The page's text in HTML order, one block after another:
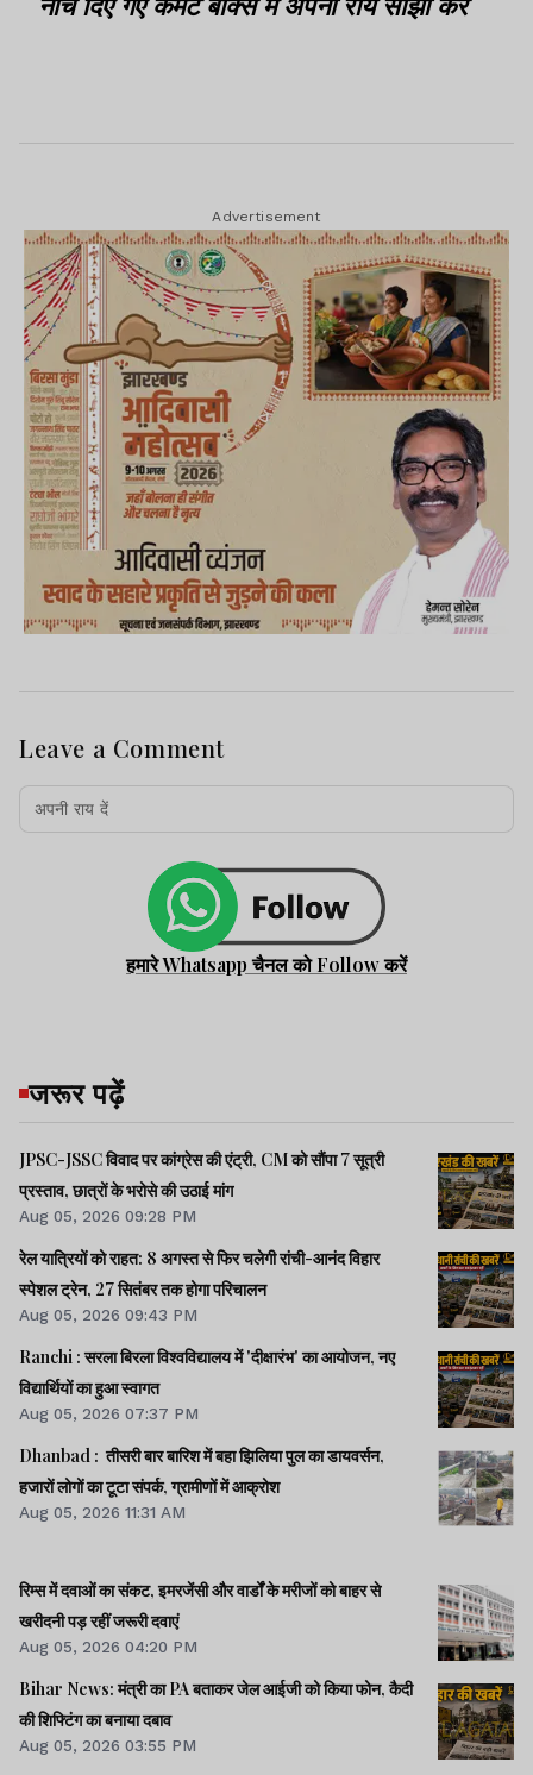
नीचे दिए गए कमेंट बॉक्स में अपनी राय साझा करें
Advertisement
Leave a Comment
हमारे Whatsapp चैनल को Follow करें
जरूर पढ़ें
JPSC-JSSC विवाद पर कांग्रेस की एंट्री, CM को सौंपा 7 सूत्री
प्रस्ताव, छात्रों के भरोसे की उठाई मांग
Aug 05, 2026 09:28 PM
रेल यात्रियों को राहत: 8 अगस्त से फिर चलेगी रांची-आनंद विहार
स्पेशल ट्रेन, 27 सितंबर तक होगा परिचालन
Aug 05, 2026 09:43 PM
Ranchi : सरला बिरला विश्वविद्यालय में 'दीक्षारंभ' का आयोजन, नए
विद्यार्थियों का हुआ स्वागत
Aug 05, 2026 07:37 PM
Dhanbad : तीसरी बार बारिश में बहा झिलिया पुल का डायवर्सन,
हजारों लोगों का टूटा संपर्क, ग्रामीणों में आक्रोश
Aug 05, 2026 11:31 AM
रिम्स में दवाओं का संकट, इमरजेंसी और वार्डों के मरीजों को बाहर से
खरीदनी पड़ रहीं जरूरी दवाएं
Aug 05, 2026 04:20 PM
Bihar News: मंत्री का PA बताकर जेल आईजी को किया फोन, कैदी
की शिफ्टिंग का बनाया दबाव
Aug 05, 2026 03:55 PM